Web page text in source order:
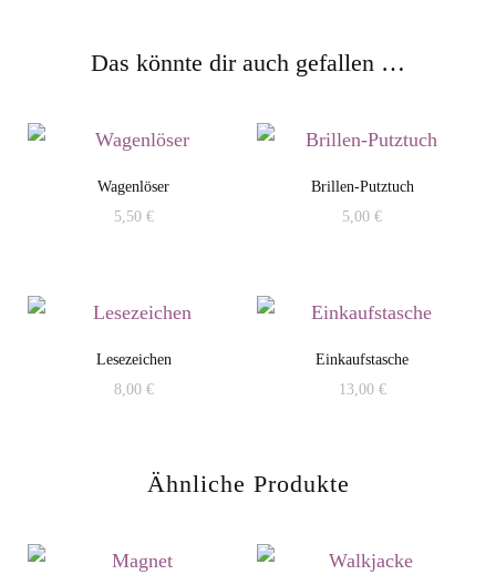
Das könnte dir auch gefallen …
Wagenlöser
5,50 €
Brillen-Putztuch
5,00€
Lesezeichen
8,00 €
Einkaufstasche
13,00 €
Varianten
Ähnliche Produkte